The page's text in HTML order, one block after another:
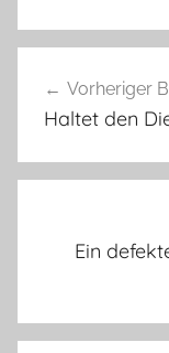
Vorheriger
Haltet den
Ein